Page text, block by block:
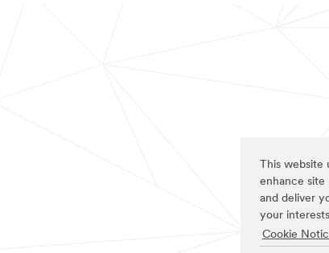
This website
enhance site
and deliver
your
Cookie